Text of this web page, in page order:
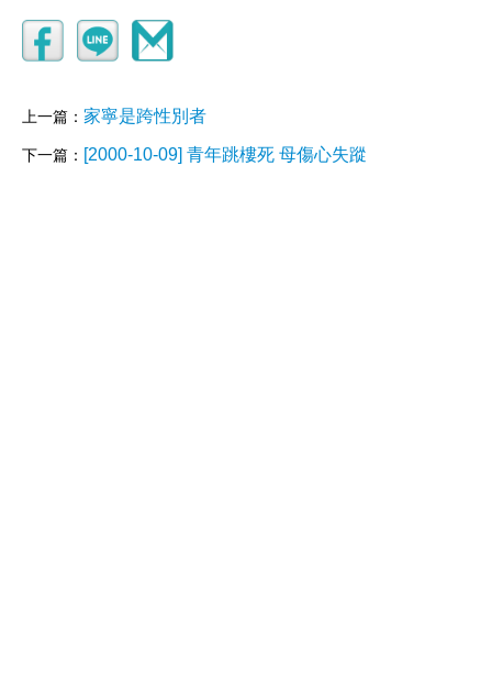
上一篇： 家寧是跨性別者
下一篇： [2000-10-09] 青年跳樓死 母傷心失蹤